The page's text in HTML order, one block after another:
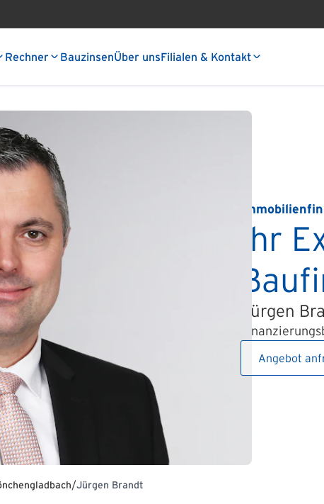
Rechner BauzinsenÜber unsFilialen & Kontakt
Ihr
Jürgen
Angebot
/Jürgen Brandt